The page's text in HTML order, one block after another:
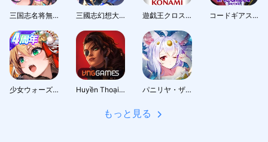
三国志名将無双 三國志幻想大陸：新世界服 遊戯王クロスデュエル コードギアス 反逆のルルーシュ with Realize series
少女ウォーズ: 幻想天下統一戦 Huyền Thoại Runeterra パニリヤ・ザ・リバイバル
もっと見る